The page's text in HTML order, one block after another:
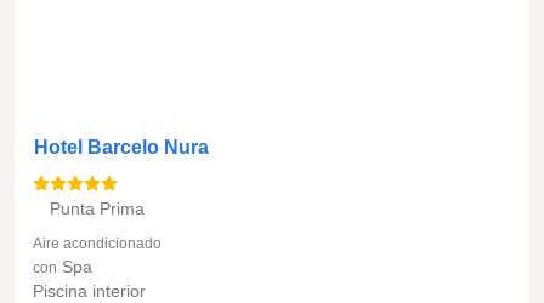
Hotel Barcelo Nura
Punta Prima
Aire acondicionado
con Spa
Piscina interior